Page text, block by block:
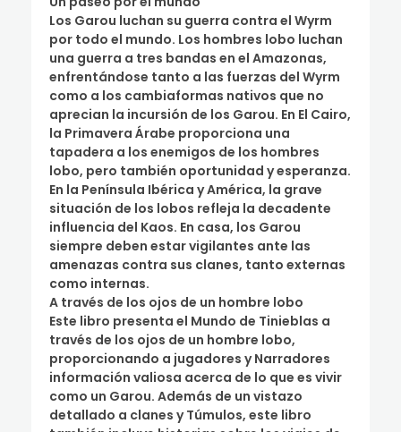
Los Garou luchan su guerra contra el Wyrm
por todo el mundo. Los hombres lobo luchan
una guerra a tres bandas en el Amazonas,
enfrentándose tanto a las fuerzas del Wyrm
como a los cambiaformas nativos que no
aprecian la incursión de los Garou. En El Cairo,
la Primavera Árabe proporciona una
tapadera a los enemigos de los hombres
lobo, pero también oportunidad y esperanza.
En la Península Ibérica y América, la grave
situación de los lobos refleja la decadente
influencia del Kaos. En casa, los Garou
siempre deben estar vigilantes ante las
amenazas contra sus clanes, tanto externas
como internas.
A través de los ojos de un hombre lobo
Este libro presenta el Mundo de Tinieblas a
través de los ojos de un hombre lobo,
proporcionando a jugadores y Narradores
información valiosa acerca de lo que es vivir
como un Garou. Además de un vistazo
detallado a clanes y Túmulos, este libro